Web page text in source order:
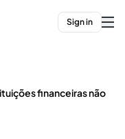
Sign in
financeiras não